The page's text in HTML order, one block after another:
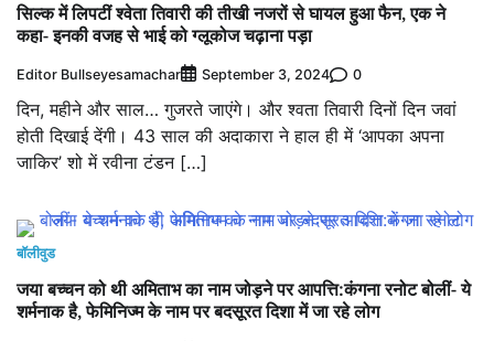
सिल्क में लिपटीं श्वेता तिवारी की तीखी नजरों से घायल हुआ फैन, एक ने
कहा- इनकी वजह से भाई को ग्लूकोज चढ़ाना पड़ा
Editor Bullseyesamachar September 3, 2024 0
दिन, महीने और साल… गुजरते जाएंगे। और श्वता तिवारी दिनों दिन जवां
होती दिखाई देंगी। 43 साल की अदाकारा ने हाल ही में ‘आपका अपना
जाकिर’ शो में रवीना टंडन […]
बॉलीवुड
जया बच्चन को थी अमिताभ का नाम जोड़ने पर आपत्ति:कंगना रनोट बोलीं- ये
शर्मनाक है, फेमिनिज्म के नाम पर बदसूरत दिशा में जा रहे लोग